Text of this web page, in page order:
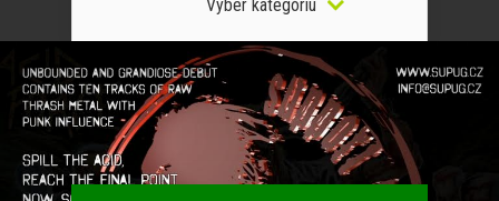
Vyber kategóriu